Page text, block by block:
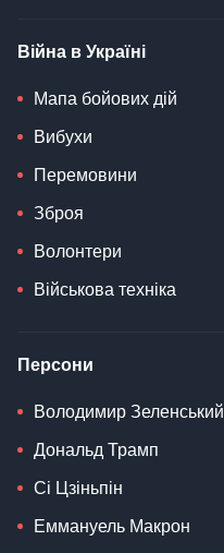
Війна в Україні
Мапа бойових дій
Вибухи
Перемовини
Зброя
Волонтери
Військова техніка
Персони
Володимир Зеленський
Дональд Трамп
Сі Цзіньпін
Еммануель Макрон